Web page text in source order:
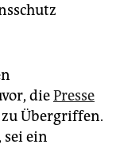
diePresse
zu Übergriffen.
ein